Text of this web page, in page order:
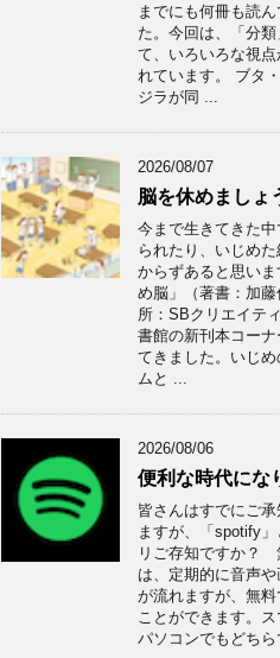
までにも何冊も読ん
た。今回は、「分類
て、いろいろな視点
れています。 ブタ
ジラが同 ...
2026/08/07
脳を休めましょ
今まで生きてきた中
られたり、いじめ
からずあると思いま
め脳」（著書：加
所：SBクリエイテ
書館の新刊本コーナ
てきました。いじ
ムと ...
2026/08/06
便利な時代にな
皆さんはすでにご
ますが、「spotify
リご存知ですか？
は、定期的に音声
が流れますが、無料
ことができます。ス
パソコンでもどち